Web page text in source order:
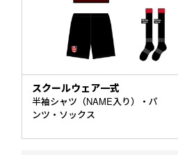
スクールウェア一式
半袖シャツ（NAME入り）・パ
ンツ・ソックス